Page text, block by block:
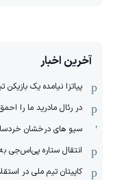
آخرین اخبار
پیاتزا نیامده یک
در رئال مادرید ما را
سیو های درخشان
انتقال ستاره پی‌اس‌جی
کاپیتان تیم ملی در